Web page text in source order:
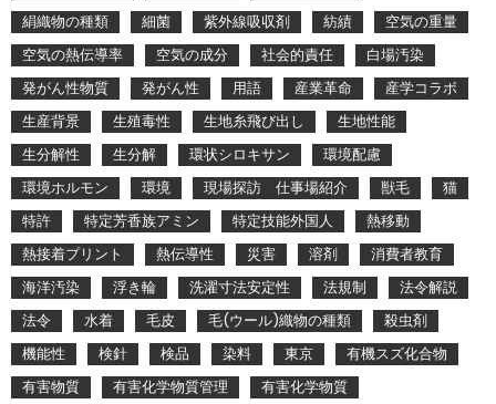
絹織物の種類
細菌 紫外線吸収剤 紡績
空気の重量
空気の熱伝導率
空気の成分 社会的責任
白場汚染
発がん性物質
発がん性 用語 産業革命
産学コラボ
生産背景
生殖毒性 生地糸飛び出し
生地性能
生分解性
生分解 環状シロキサン
環境配慮
環境ホルモン
環境 現場探訪 仕事場紹介 獣毛
猫
特許
特定芳香族アミン 特定技能外国人
熱移動
熱接着プリント
熱伝導性 災害 溶剤
消費者教育
海洋汚染
浮き輪 洗濯寸法安定性 法規制
法令解説
法令
水着 毛皮 毛(ウール)織物の種類
殺虫剤
機能性
検針 検品 染料 東京
有機スズ化合物
有害物質
有害化学物質管理
有害化学物質